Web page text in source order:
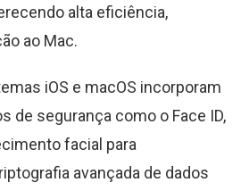
alta eficiência,
ao Mac.
iOS e macOS incorporam
de segurança como o Face ID,
facial para
avançada de dados